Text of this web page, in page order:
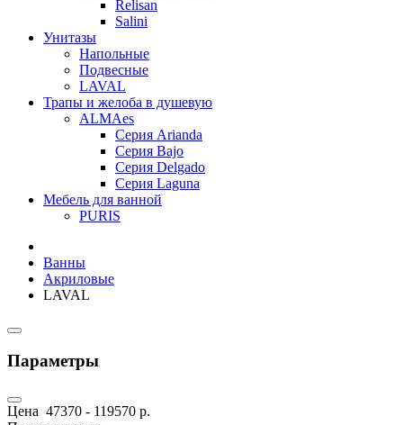
Relisan
Salini
Унитазы
Напольные
Подвесные
LAVAL
Трапы и желоба в душевую
ALMAes
Серия Arianda
Серия Bajo
Серия Delgado
Серия Laguna
Мебель для ванной
PURIS
Ванны
Акриловые
LAVAL
Параметры
Цена 47370 - 119570 р.